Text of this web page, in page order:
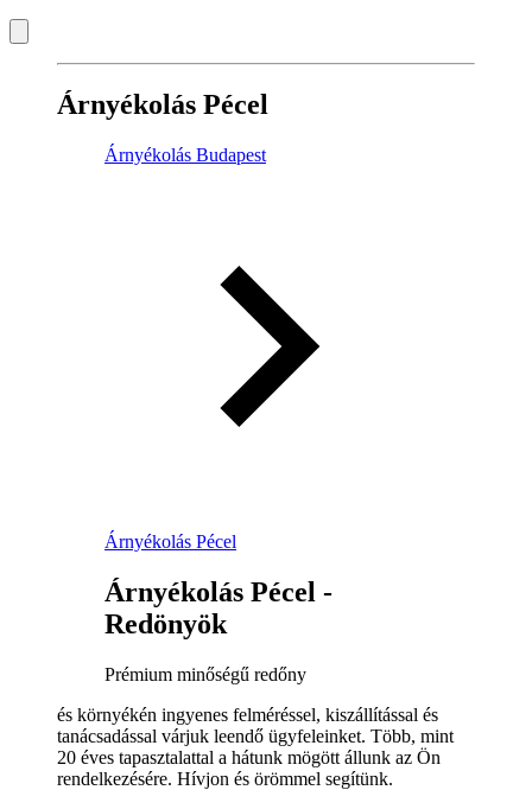
Árnyékolás Pécel
Árnyékolás Budapest
Árnyékolás Pécel
Árnyékolás Pécel -
Redönyök
Prémium minőségű redőny
és környékén ingyenes felméréssel, kiszállítással és
tanácsadással várjuk leendő ügyfeleinket. Több, mint
20 éves tapasztalattal a hátunk mögött állunk az Ön
rendelkezésére. Hívjon és örömmel segítünk.